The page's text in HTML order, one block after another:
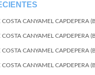
CANYAMEL CAPDEPERA
CANYAMEL CAPDEPERA
CANYAMEL CAPDEPERA
CANYAMEL CAPDEPERA